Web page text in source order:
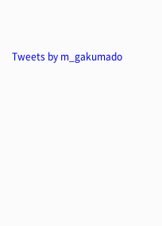
Tweets by m_gakumado